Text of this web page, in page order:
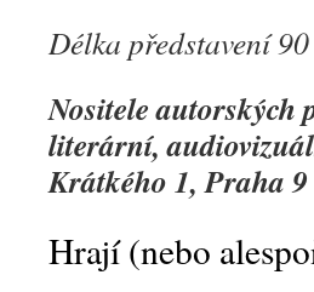
Délka představení
Nositele
literární,
Krátkého 1, Praha 9
Hrají (nebo